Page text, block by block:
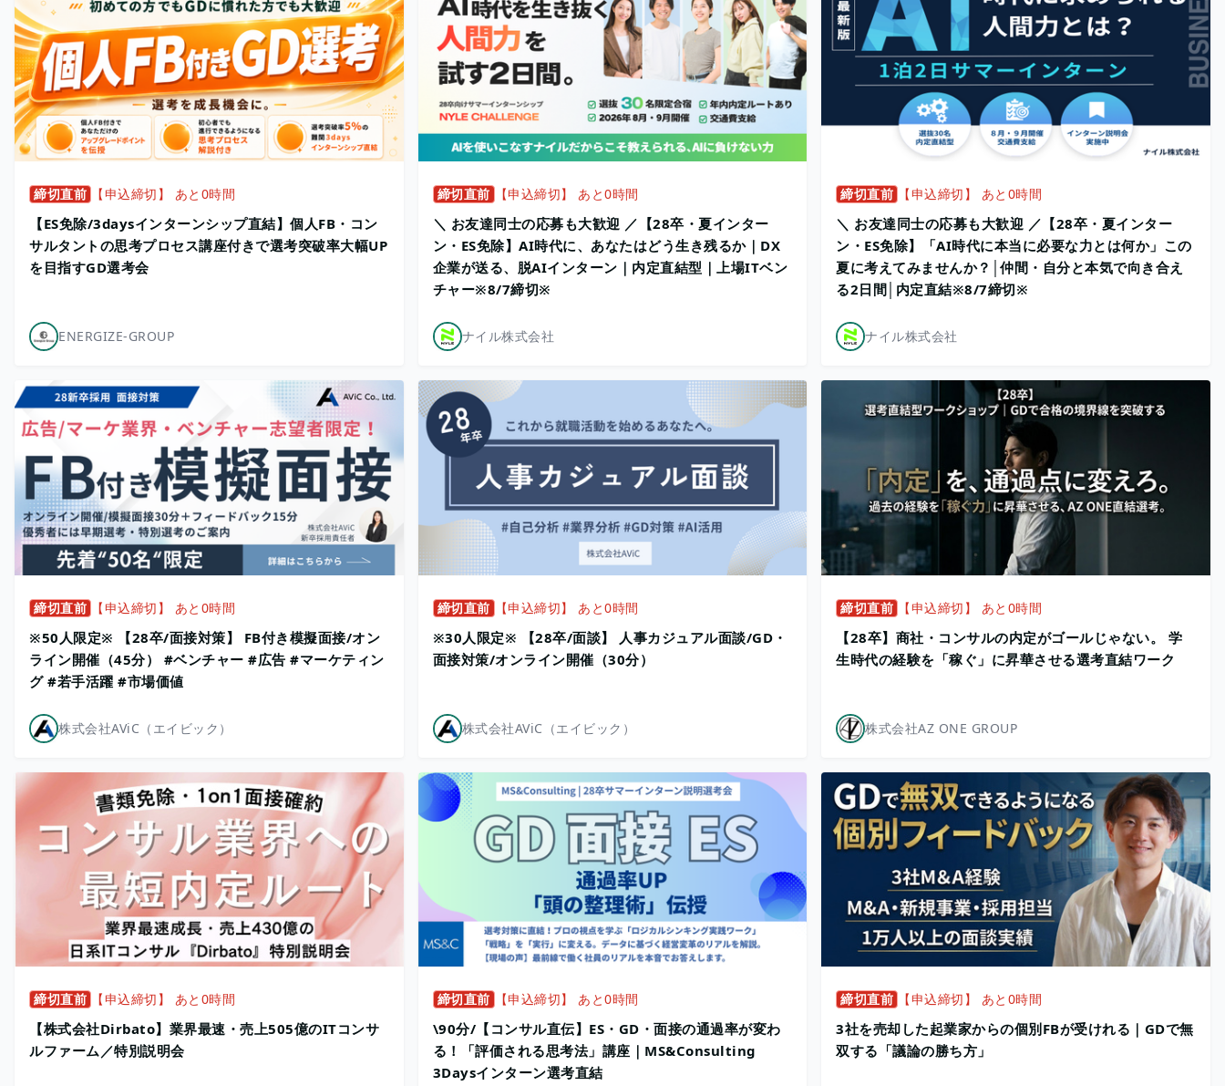
締切直前 【申込締切】 あと0時間
【ES免除/3daysインターンシップ直結】個人FB・コン
サルタントの思考プロセス講座付きで選考突破率大幅UP
を目指すGD選考会
ENERGIZE-GROUP
締切直前 【申込締切】 あと0時間
＼ お友達同士の応募も大歓迎 ／【28卒・夏インター
ン・ES免除】AI時代に、あなたはどう生き残るか｜DX
企業が送る、脱AIインターン｜内定直結型｜上場ITベン
チャー※8/7締切※
ナイル株式会社
締切直前 【申込締切】 あと0時間
＼ お友達同士の応募も大歓迎 ／【28卒・夏インター
ン・ES免除】「AI時代に本当に必要な力とは何か」この
夏に考えてみませんか？│仲間・自分と本気で向き合え
る2日間│内定直結※8/7締切※
ナイル株式会社
締切直前 【申込締切】 あと0時間
※50人限定※ 【28卒/面接対策】 FB付き模擬面接/オン
ライン開催（45分） #ベンチャー #広告 #マーケティン
グ #若手活躍 #市場価値
株式会社AViC（エイビック）
締切直前 【申込締切】 あと0時間
※30人限定※ 【28卒/面談】 人事カジュアル面談/GD・
面接対策/オンライン開催（30分）
株式会社AViC（エイビック）
締切直前 【申込締切】 あと0時間
【28卒】商社・コンサルの内定がゴールじゃない。 学
生時代の経験を「稼ぐ」に昇華させる選考直結ワーク
株式会社AZ ONE GROUP
締切直前 【申込締切】 あと0時間
【株式会社Dirbato】業界最速・売上505億のITコンサ
ルファーム／特別説明会
締切直前 【申込締切】 あと0時間
\90分/【コンサル直伝】ES・GD・面接の通過率が変わ
る！「評価される思考法」講座｜MS&Consulting
3Daysインターン選考直結
締切直前 【申込締切】 あと0時間
3社を売却した起業家からの個別FBが受けれる｜GDで無
双する「議論の勝ち方」